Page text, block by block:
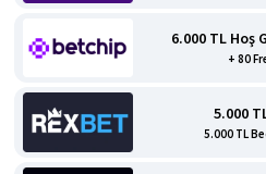
6.000 TL Hoş
+ 80
5.000
5.000 TL